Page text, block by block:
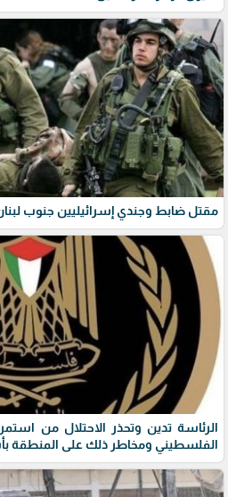
مقتل ضابط وجندي إسرائيليين جنوب
الرئاسة تدين وتحذر الاحتلال من
الفلسطيني ومخاطر ذلك على المنطقة